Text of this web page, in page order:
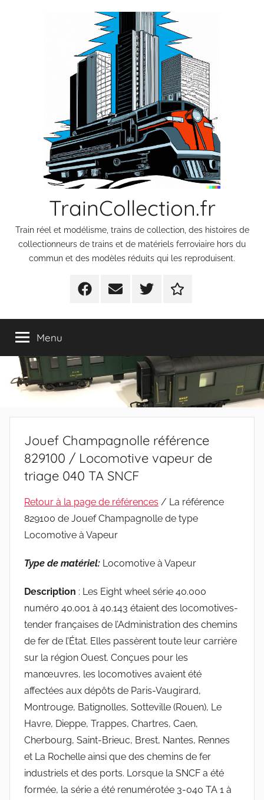
TrainCollection.fr
Train réel et modélisme, trains de collection, des histoires de
collectionneurs de trains et de matériels ferroviaire hors du
commun et des modèles réduits qui les reproduisent.
Facebook
E-
Twitter
Politique
cookies
Menu
Jouef Champagnolle référence
829100 / Locomotive vapeur de
triage 040 TA SNCF
Retour à la page de références / La référence
829100 de Jouef Champagnolle de type
Locomotive à Vapeur
Type de matériel: Locomotive à Vapeur
Description : Les Eight wheel série 40.000
numéro 40.001 à 40.143 étaient des locomotives-
tender françaises de l’Administration des chemins
de fer de l’État. Elles passèrent toute leur carrière
sur la région Ouest. Conçues pour les
manœuvres, les locomotives avaient été
affectées aux dépôts de Paris-Vaugirard,
Montrouge, Batignolles, Sotteville (Rouen), Le
Havre, Dieppe, Trappes, Chartres, Caen,
Cherbourg, Saint-Brieuc, Brest, Nantes, Rennes
et La Rochelle ainsi que des chemins de fer
industriels et des ports. Lorsque la SNCF a été
formée, la série a été renumérotée 3-040 TA 1 à